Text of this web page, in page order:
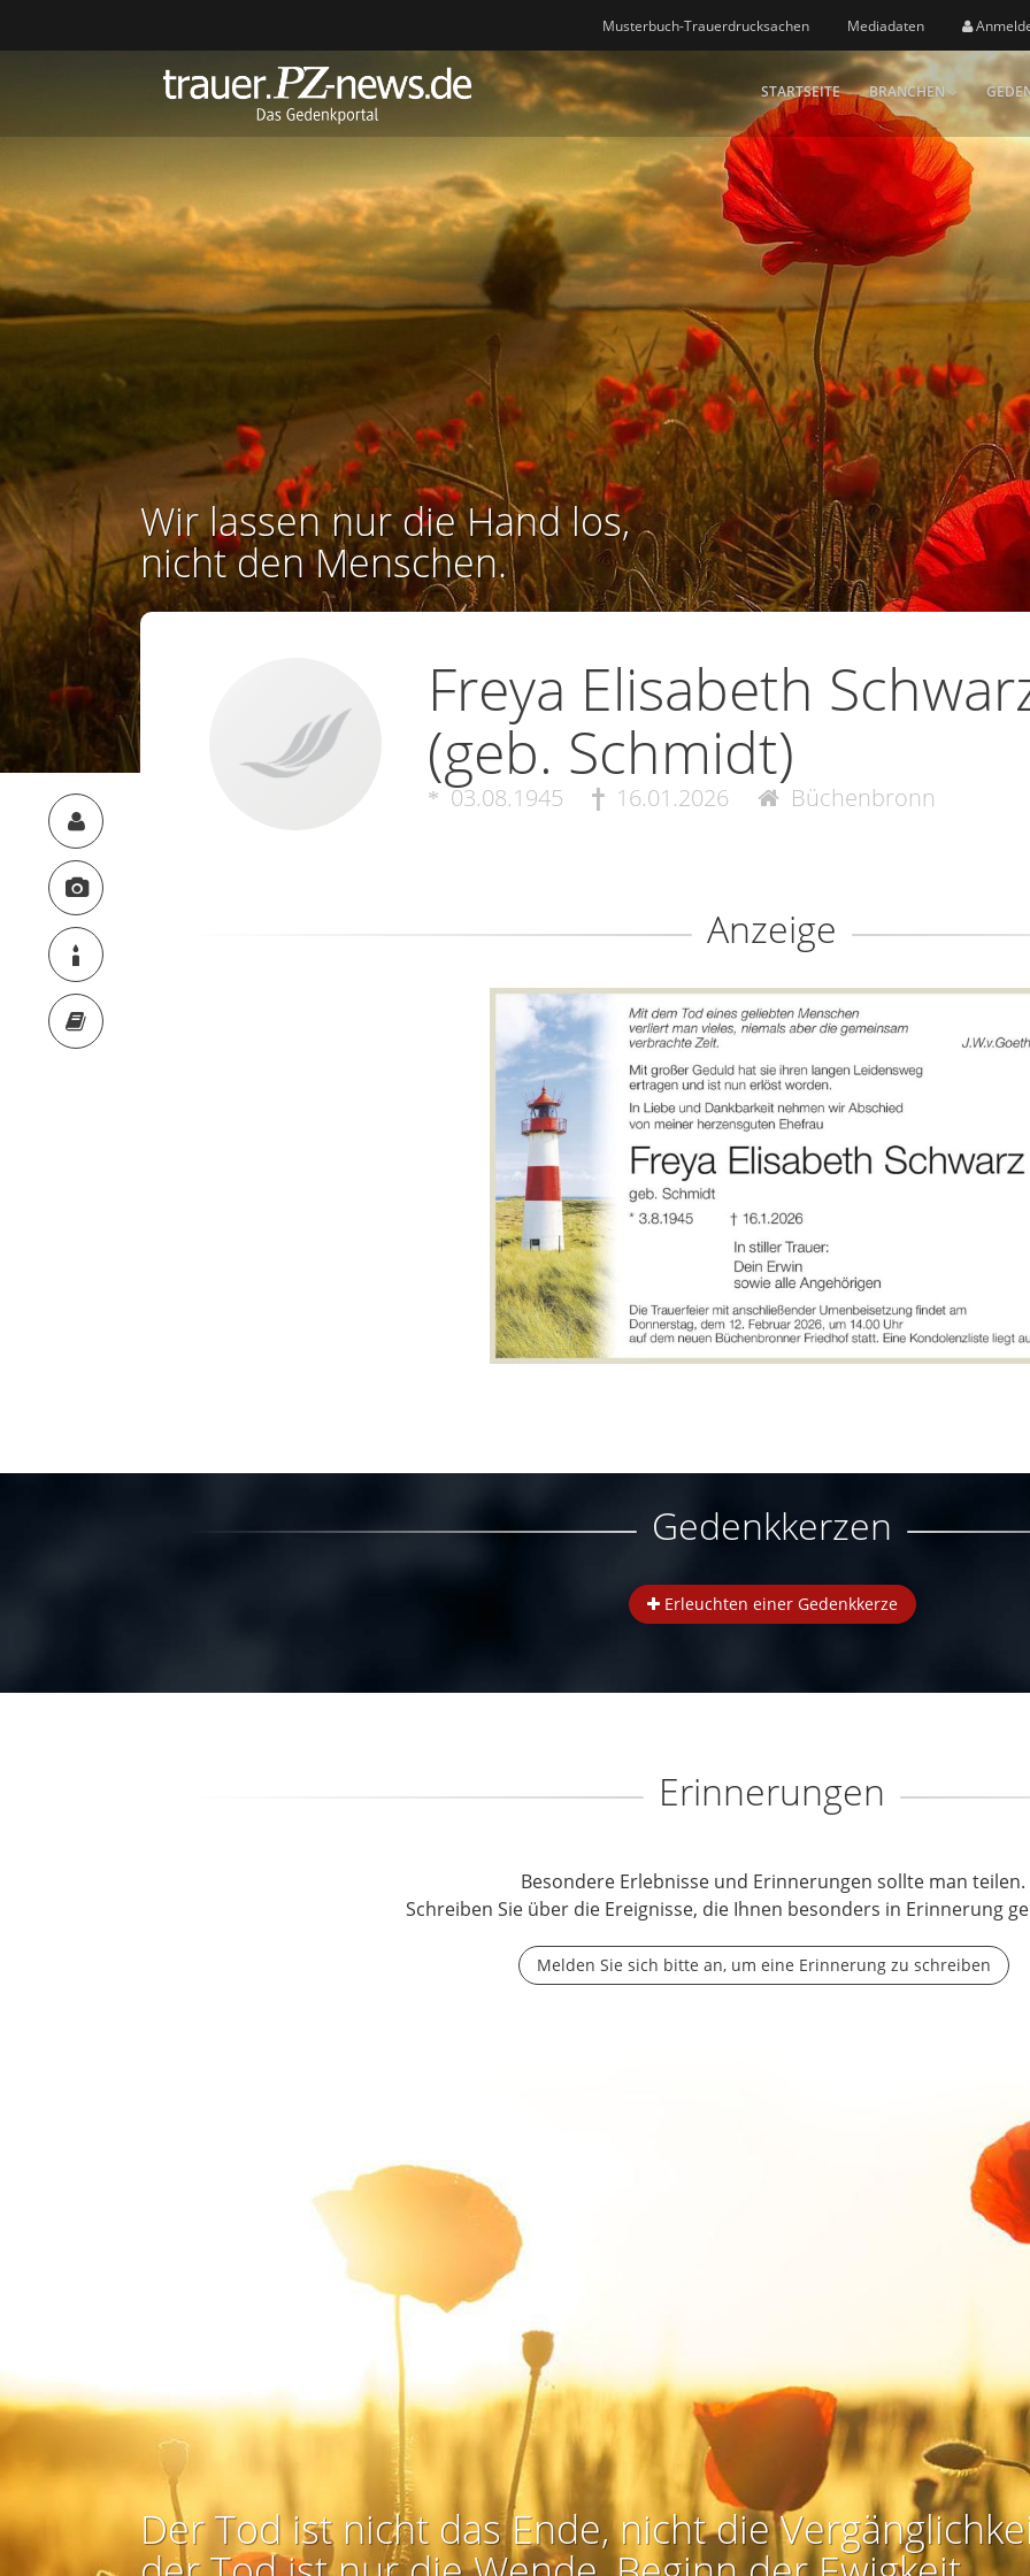
Musterbuch-Trauerdrucksachen Mediadaten
STARTSEITE BRANCHEN
Wir lassen nur die Hand los,
nicht den Menschen.
Freya Elisabeth
(geb. Schmidt)
03.08.1945 16.01.2026 Büchenbronn
Anzeige
Gedenkkerzen
Erleuchten einer Gedenkkerze
Erinnerungen
Besondere Erlebnisse und Erinnerungen sollte man teilen.
Schreiben Sie über die Ereignisse, die Ihnen besonders in Erinnerung
Melden Sie sich bitte an, um eine Erinnerung zu schreiben
Der Tod ist nicht das Ende, nicht die